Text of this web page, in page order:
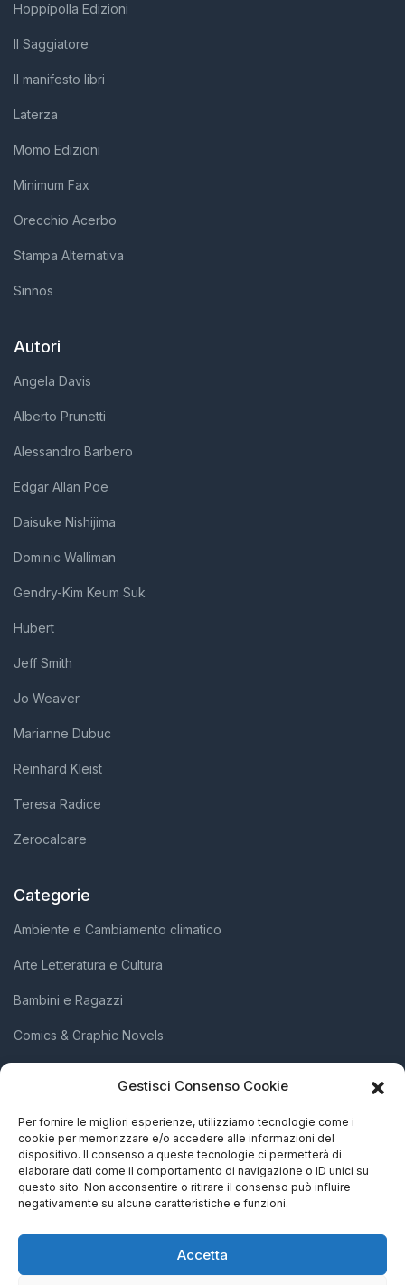
Gestisci Consenso Cookie
Per fornire le migliori esperienze, utilizziamo tecnologie come i
cookie per memorizzare e/o accedere alle informazioni del
dispositivo. Il consenso a queste tecnologie ci permetterà di
elaborare dati come il comportamento di navigazione o ID unici su
questo sito. Non acconsentire o ritirare il consenso può influire
negativamente su alcune caratteristiche e funzioni.
Accetta
Hoppípolla Edizioni
Il Saggiatore
Il manifesto libri
Laterza
Momo Edizioni
Minimum Fax
Orecchio Acerbo
Stampa Alternativa
Sinnos
Autori
Angela Davis
Alberto Prunetti
Alessandro Barbero
Edgar Allan Poe
Daisuke Nishijima
Dominic Walliman
Gendry-Kim Keum Suk
Hubert
Jeff Smith
Jo Weaver
Marianne Dubuc
Reinhard Kleist
Teresa Radice
Zerocalcare
Categorie
Ambiente e Cambiamento climatico
Arte Letteratura e Cultura
Bambini e Ragazzi
Comics & Graphic Novels
Società e Attivismo
Storia Biografie e Memorie